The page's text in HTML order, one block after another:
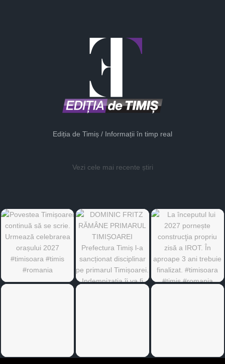
Ediția de Timiș / Informații în timp real
Vezi cele mai recente știri